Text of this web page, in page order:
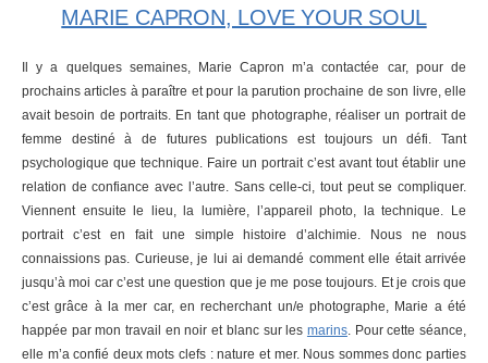
MARIE CAPRON, LOVE YOUR SOUL
Il y a quelques semaines, Marie Capron m’a contactée car, pour de
prochains articles à paraître et pour la parution prochaine de son livre, elle
avait besoin de portraits. En tant que photographe, réaliser un portrait de
femme destiné à de futures publications est toujours un défi. Tant
psychologique que technique. Faire un portrait c’est avant tout établir une
relation de confiance avec l’autre. Sans celle-ci, tout peut se compliquer.
Viennent ensuite le lieu, la lumière, l’appareil photo, la technique. Le
portrait c’est en fait une simple histoire d’alchimie. Nous ne nous
connaissions pas. Curieuse, je lui ai demandé comment elle était arrivée
jusqu’à moi car c’est une question que je me pose toujours. Et je crois que
c’est grâce à la mer car, en recherchant un/e photographe, Marie a été
happée par mon travail en noir et blanc sur les marins. Pour cette séance,
elle m’a confié deux mots clefs : nature et mer. Nous sommes donc parties